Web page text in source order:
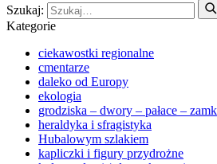
Szukaj:
Kategorie
ciekawostki regionalne
cmentarze
daleko od Europy
ekologia
grodziska – dwory – pałace –
heraldyka i sfragistyka
Hubalowym szlakiem
kapliczki i figury przydrożne